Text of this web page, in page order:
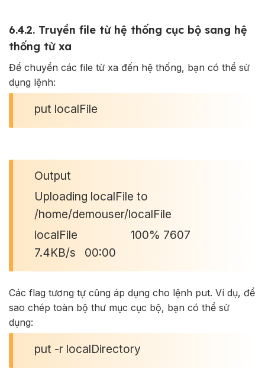
6.4.2. Truyền file từ hệ thống cục bộ sang hệ
thống từ xa
Để chuyển các file từ xa đến hệ thống, bạn có thể sử
dụng lệnh:
put localFile
Output
Uploading localFile to
/home/demouser/localFile
localFile 100% 7607
7.4KB/s 00:00
Các flag tương tự cũng áp dụng cho lệnh put. Ví dụ, để
sao chép toàn bộ thư mục cục bộ, bạn có thể sử
dụng:
put -r localDirectory